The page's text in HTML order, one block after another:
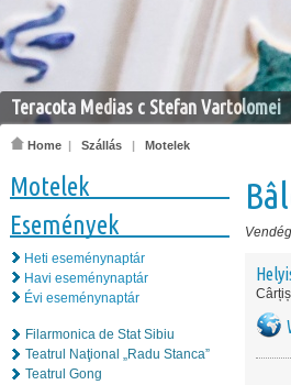
Teracota Medias c Stefan Vartolomei
Home | Szállás | Motelek
Motelek
Események
Heti eseménynaptár
Havi eseménynaptár
Évi eseménynaptár
Filarmonica de Stat Sibiu
Teatrul Naţional „Radu Stanca”
Teatrul Gong